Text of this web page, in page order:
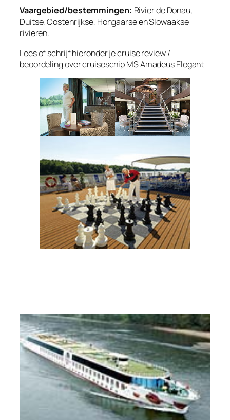
Vaargebied/bestemmingen: Rivier de Donau,
Duitse, Oostenrijkse, Hongaarse en Slowaakse
rivieren.
Lees of schrijf hieronder je cruise review /
beoordeling over cruiseschip MS Amadeus Elegant